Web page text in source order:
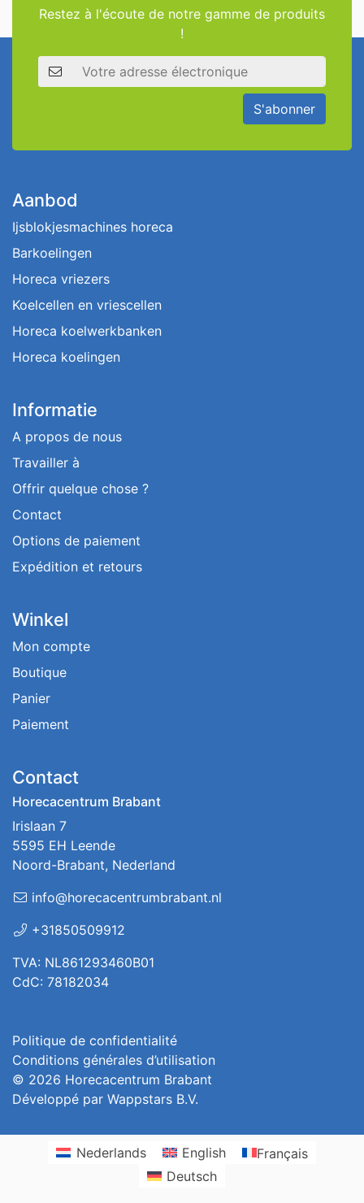
Restez à l'écoute de notre gamme de produits
!
Adresse électronique
S'abonner
Aanbod
Ijsblokjesmachines horeca
Barkoelingen
Horeca vriezers
Koelcellen en vriescellen
Horeca koelwerkbanken
Horeca koelingen
Informatie
A propos de nous
Travailler à
Offrir quelque chose ?
Contact
Options de paiement
Expédition et retours
Winkel
Mon compte
Boutique
Panier
Paiement
Contact
Horecacentrum Brabant
Irislaan 7
5595 EH Leende
Noord-Brabant, Nederland
info@horecacentrumbrabant.nl
+31850509912
TVA: NL861293460B01
CdC: 78182034
Politique de confidentialité
Conditions générales d’utilisation
© 2026 Horecacentrum Brabant
Développé par Wappstars B.V.
Nederlands English
Français
Deutsch